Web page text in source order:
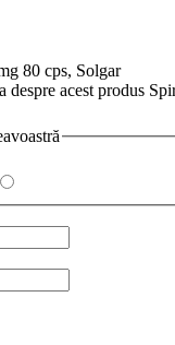
80 cps, Solgar
despre acest produs